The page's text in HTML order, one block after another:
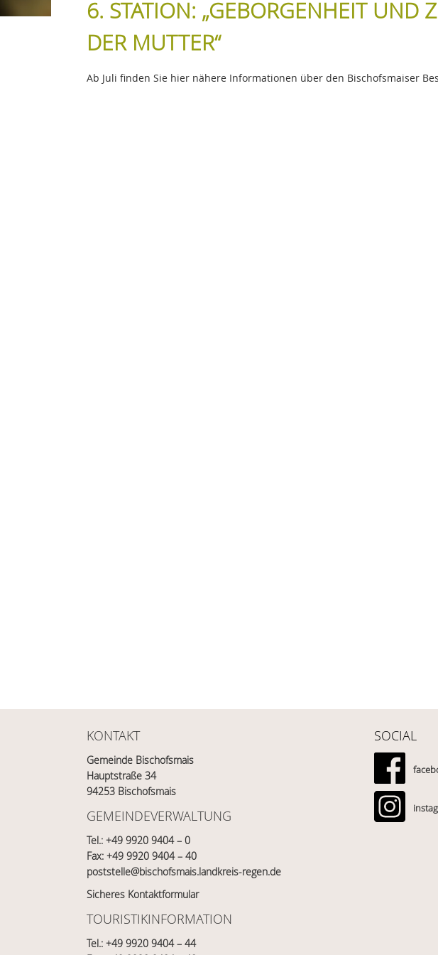
6. STATION: „GEBORGENHEIT UND
DER MUTTER“
Ab Juli finden Sie hier nähere Informationen über den Bischofsmaiser
KONTAKT
Gemeinde Bischofsmais
Hauptstraße 34
94253 Bischofsmais
GEMEINDEVERWALTUNG
Tel.: +49 9920 9404 – 0
Fax: +49 9920 9404 – 40
poststelle@bischofsmais.landkreis-regen.de
Sicheres Kontaktformular
TOURISTIKINFORMATION
Tel.: +49 9920 9404 – 44
SOCIAL